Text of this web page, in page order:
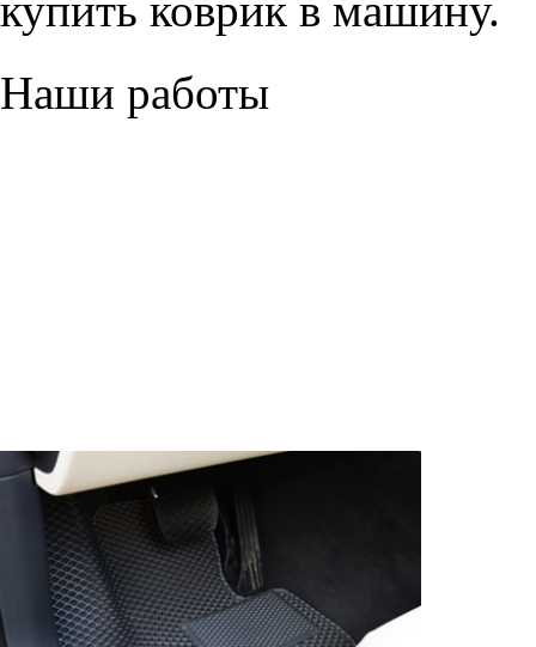
Наши работы
© ателье «Автоковрики
корпус 1.
На нашем сайте в целях